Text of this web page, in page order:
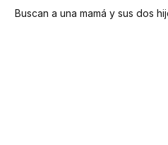
Buscan a una mamá y sus dos